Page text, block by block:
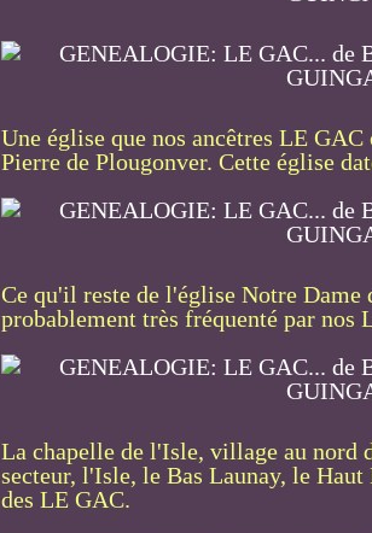
Une église que nos ancêtres LE
Pierre de Plougonver. Cette église
Ce qu'il reste de l'église Notre
probablement très fréquenté par nos
La chapelle de l'Isle, village au nord
secteur, l'Isle, le Bas Launay, le
des LE GAC.